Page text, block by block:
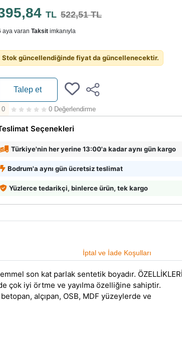
TL 522,51 TL
aya varan Taksit imkanıyla
Stok güncellendiğinde fiyat da güncellenecektir.
Talep et
0 0 Değerlendirme
Seçenekleri
Türkiye'nin her yerine 13:00'a kadar aynı gün kargo
Bodrum'a aynı gün ücretsiz teslimat
Yüzlerce tedarikçi, binlerce ürün, tek kargo
İptal ve İade Koşulları
son kat parlak sentetik boyadır.
çok iyi örtme ve yayılma özelliğine sahiptir.
alçıpan, OSB, MDF yüzeylerde ve